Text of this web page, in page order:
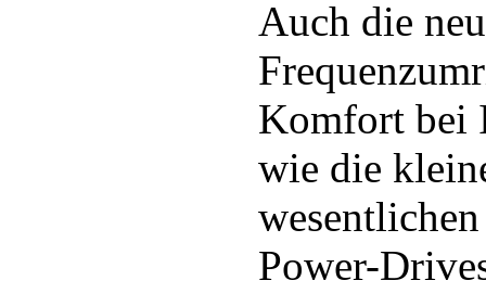
Auch die
Komfort bei
wie die
Power-